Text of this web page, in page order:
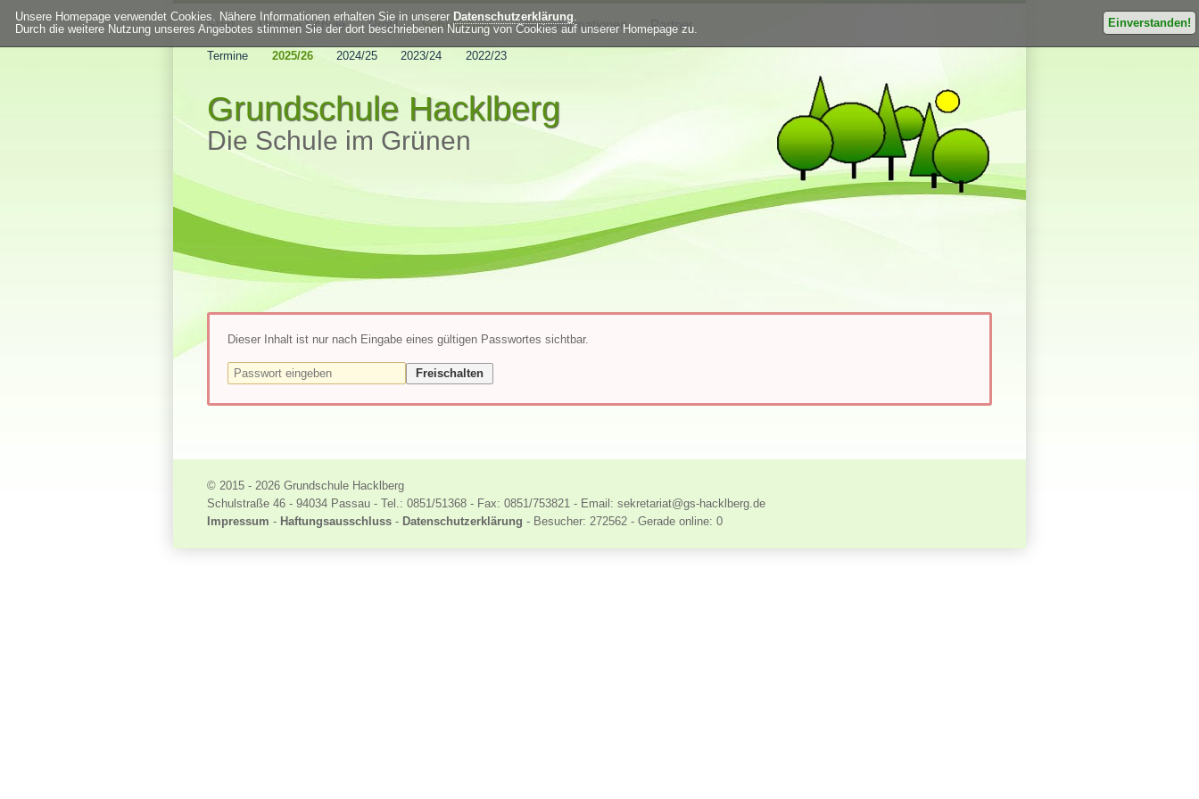
Start Unsere Schule Profil Schulleben Elterninformationen Partner
Termine 2025/26 2024/25 2023/24 2022/23
Grundschule Hacklberg
Die Schule im Grünen
Dieser Inhalt ist nur nach Eingabe eines gültigen Passwortes sichtbar.
Freischalten
© 2015 - 2026 Grundschule Hacklberg
Schulstraße 46 - 94034 Passau - Tel.: 0851/51368 - Fax: 0851/753821 - Email: sekretariat@gs-hacklberg.de
Impressum - Haftungsausschluss - Datenschutzerklärung - Besucher: 272562 - Gerade online: 0
Unsere Homepage verwendet Cookies. Nähere Informationen erhalten Sie in unserer Datenschutzerklärung.
Durch die weitere Nutzung unseres Angebotes stimmen Sie der dort beschriebenen Nutzung von Cookies auf unserer Homepage zu.
Einverstanden!